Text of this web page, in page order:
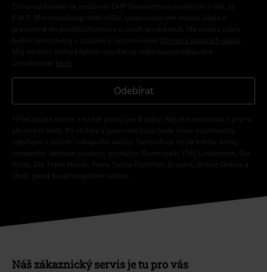
Tímto souhlasím se zasíláním EMP Newslettru a souhlasím s tím, že
E.M.P. Merchandising mbH může zpracovávat mé osobní údaje a
pravidelně mi posílat informace o svých produktech. Mé osobní údaje
budou zpracovány v souladu s ustanoveními
Ochrana osobních údajů
Můj souhlas mohu kdykoliv odvolat na odhlašovací odkaz/link.
Unsubscribe here
Odebírat
*Platí pouze online a kód je platný jen 4 týdny. Nelze kombinovat s jinými
slevovými kódy. Po vložení a potvrzení kódu bude sleva automaticky
odečtena z vašeho nákupního košíku. Nevztahuje se na média, knihy,
vstupenky, dárkové poukazy, produkty: Rammstein, (Till) Lindemann, Die
Ärzte, Die Toten Hosen, Feine Sahne Fischfilet, Broilers, Böhse Onkelz a
zboží, jehož koupí podpoříte nadaci.
Náš zákaznický servis je tu pro vás